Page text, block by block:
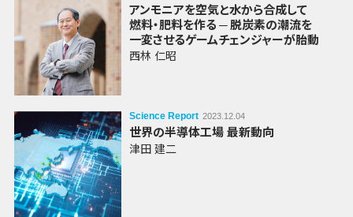
アンモニアを空気と水から合成して
燃料・肥料を作る ─ 脱炭素の潮流を
一変させるゲームチェンジャーが胎動
西林 仁昭
Science Report 2023.12.04
世界の半導体工場 最新動向
津田 建二